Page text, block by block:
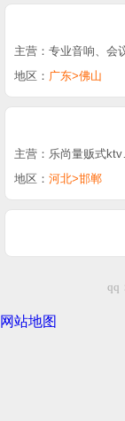
主营：专业音响、会
地区： 广东>佛山
主营：乐尚量贩式
地区： 河北>邯郸
qq
网站地图